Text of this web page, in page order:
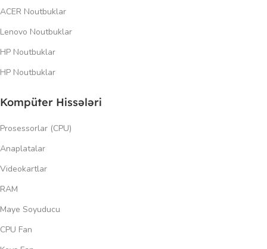
ACER Noutbuklar
Lenovo Noutbuklar
HP Noutbuklar
HP Noutbuklar
Kompüter Hissələri
Prosessorlar (CPU)
Anaplatalar
Videokartlar
RAM
Maye Soyuducu
CPU Fan